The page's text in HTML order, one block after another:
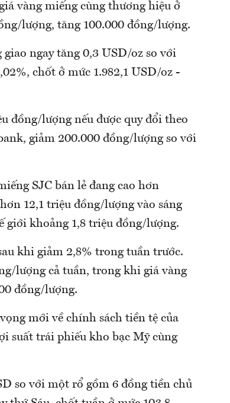
vàng miếng cùng thương hiệu ở
lượng, tăng 100.000 đồng/lượng.
ngay tăng 0,3 USD/oz so với
chốt ở mức 1.982,1 USD/oz -
đồng/lượng nếu được quy đổi theo
giảm 200.000 đồng/lượng so với
SJC bán lẻ đang cao hơn
12,1 triệu đồng/lượng vào sáng
giới khoảng 1,8 triệu đồng/lượng.
khi giảm 2,8% trong tuần trước.
lượng cả tuần, trong khi giá vàng
đồng/lượng.
mới về chính sách tiền tệ của
suất trái phiếu kho bạc Mỹ cùng
so với một rổ gồm 6 đồng tiền chủ